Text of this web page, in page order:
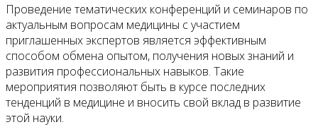
Проведение тематических конференций и семинаров по
актуальным вопросам медицины с участием
приглашенных экспертов является эффективным
способом обмена опытом, получения новых знаний и
развития профессиональных навыков. Такие
мероприятия позволяют быть в курсе последних
тенденций в медицине и вносить свой вклад в развитие
этой науки.